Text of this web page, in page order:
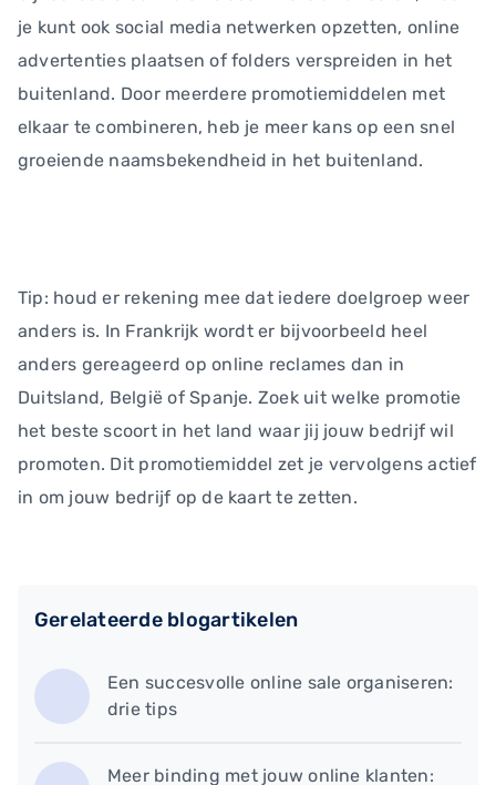
je kunt ook social media netwerken opzetten, online
advertenties plaatsen of folders verspreiden in het
buitenland. Door meerdere promotiemiddelen met
elkaar te combineren, heb je meer kans op een snel
groeiende naamsbekendheid in het buitenland.
Tip: houd er rekening mee dat iedere doelgroep weer
anders is. In Frankrijk wordt er bijvoorbeeld heel
anders gereageerd op online reclames dan in
Duitsland, België of Spanje. Zoek uit welke promotie
het beste scoort in het land waar jij jouw bedrijf wil
promoten. Dit promotiemiddel zet je vervolgens actief
in om jouw bedrijf op de kaart te zetten.
Gerelateerde blogartikelen
Een succesvolle online sale organiseren:
drie tips
Meer binding met jouw online klanten: